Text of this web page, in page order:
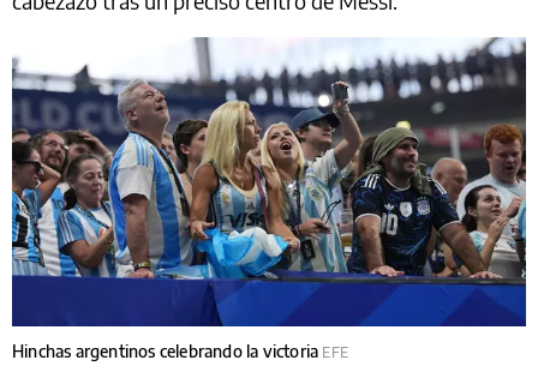
Hinchas argentinos celebrando la victoria EFE